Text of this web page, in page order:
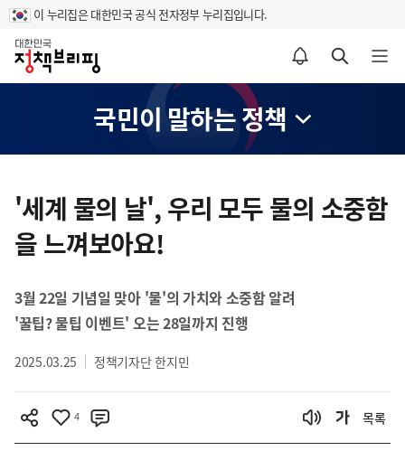
이 누리집은 대한민국 공식 전자정부 누리집입니다.
홈
알림설정 바로가기 검색 바로가기 메뉴 열기
국민이 말하는 정책
텐
영
'세계 물의 날', 우리 모두 물의 소중함
을 느껴보아요!
3월 22일 기념일 맞아 '물'의 가치와 소중함 알려
'꿀팁? 물팁 이벤트' 오는 28일까지 진행
2025.03.25 정책기자단 한지민
4 목록